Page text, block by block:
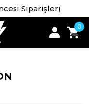
Siparişler)
0